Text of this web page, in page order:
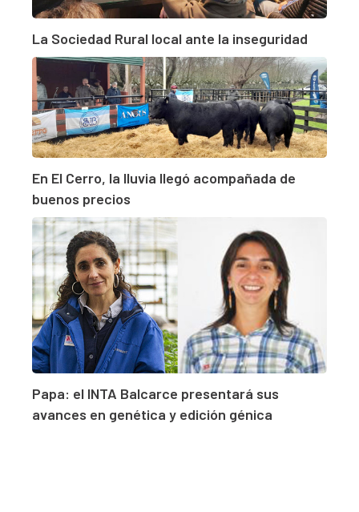
La Sociedad Rural local ante la inseguridad
En El Cerro, la lluvia llegó acompañada de
buenos precios
Papa: el INTA Balcarce presentará sus
avances en genética y edición génica